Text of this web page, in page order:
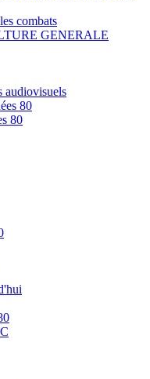
combats
GENERALE
audiovisuels
80
80